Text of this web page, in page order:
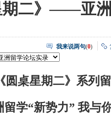
期二》——亚
我来说两句(0)
《圆桌星期二》系列
“新势力” 我与